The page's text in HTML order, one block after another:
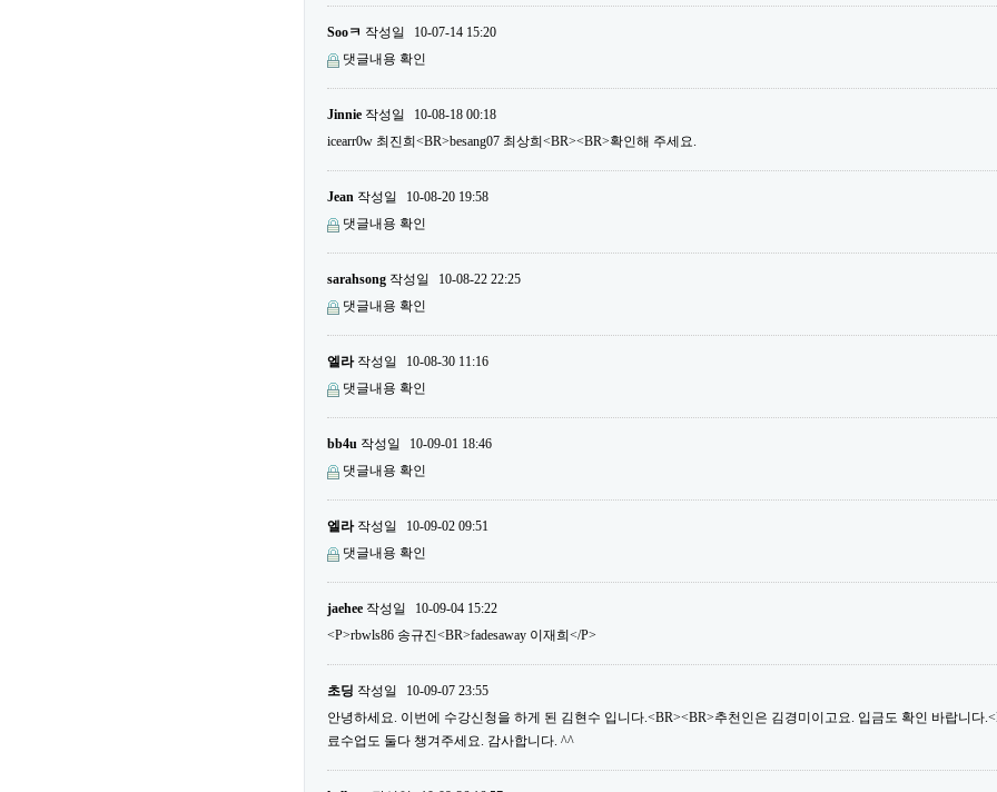
Sooㅋ 작성일
10-07-14 15:20
댓글내용 확인
Jinnie 작성일
10-08-18 00:18
icearr0w 최진희<BR>besang07 최상희<BR><BR>확인해 주세요.
Jean 작성일
10-08-20 19:58
댓글내용 확인
sarahsong 작성일
10-08-22 22:25
댓글내용 확인
엘라작성일
10-08-30 11:16
댓글내용 확인
bb4u 작성일
10-09-01 18:46
댓글내용 확인
엘라작성일
10-09-02 09:51
댓글내용 확인
jaehee 작성일
10-09-04 15:22
<P>rbwls86 송규진<BR>fadesaway 이재희</P>
초딩 작성일
10-09-07 23:55
안녕하세요. 이번에 수강신청을 하게 된 김현수 입니다.<BR><BR>추천인은 김경미이고요. 입금도 확인 바랍니다
료수업도 둘다 챙겨주세요. 감사합니다. ^^